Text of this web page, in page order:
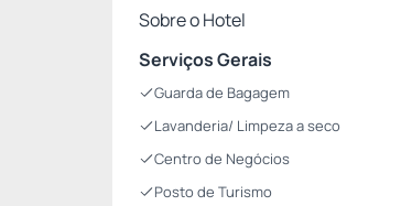
Sobre o Hotel
Serviços Gerais
Guarda de Bagagem
Lavanderia/ Limpeza a seco
Centro de Negócios
Posto de Turismo